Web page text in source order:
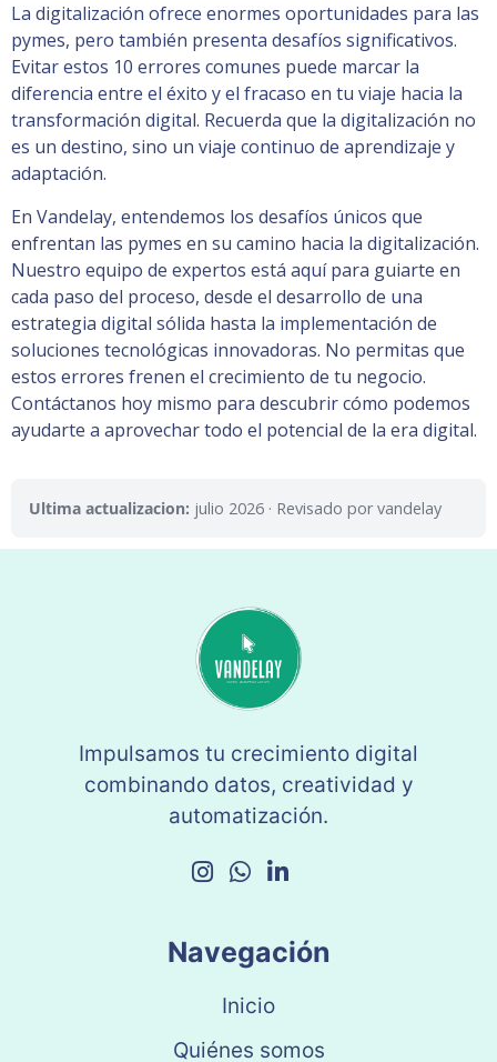
La digitalización ofrece enormes oportunidades para las
pymes, pero también presenta desafíos significativos.
Evitar estos 10 errores comunes puede marcar la
diferencia entre el éxito y el fracaso en tu viaje hacia la
transformación digital. Recuerda que la digitalización no
es un destino, sino un viaje continuo de aprendizaje y
adaptación.
En Vandelay, entendemos los desafíos únicos que
enfrentan las pymes en su camino hacia la digitalización.
Nuestro equipo de expertos está aquí para guiarte en
cada paso del proceso, desde el desarrollo de una
estrategia digital sólida hasta la implementación de
soluciones tecnológicas innovadoras. No permitas que
estos errores frenen el crecimiento de tu negocio.
Contáctanos hoy mismo para descubrir cómo podemos
ayudarte a aprovechar todo el potencial de la era digital.
Ultima actualizacion: julio 2026 · Revisado por vandelay
Impulsamos tu crecimiento digital
combinando datos, creatividad y
automatización.
Navegación
Inicio
Quiénes somos